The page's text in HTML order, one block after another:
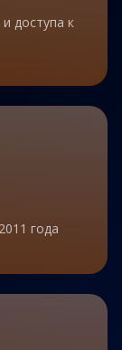
доступа к
года